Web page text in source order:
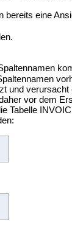
eine
und
vor dem
Tabelle